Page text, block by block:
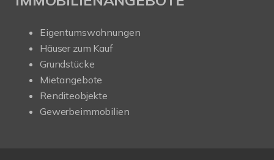
Eigentumswohnungen
Häuser zum Kauf
Grundstücke
Mietangebote
Renditeobjekte
Gewerbeimmobilien